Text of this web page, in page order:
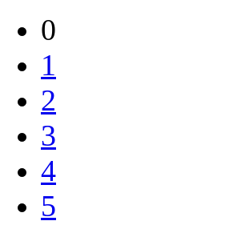
0
1
2
3
4
5